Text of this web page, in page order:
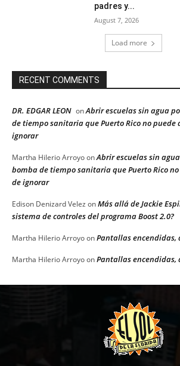
padres y...
August 7, 2026
Load more
RECENT COMMENTS
DR. EDGAR LEON onAbrir escuelas sin agua
de tiempo sanitaria que Puerto Rico no puede
ignorar
Martha Hilerio ArroyoonAbrir escuelas sin
bomba de tiempo sanitaria que Puerto Rico
de ignorar
Edison Denizard Velez onMás allá de Jackie
sistema de controles del programa Boost 2.0?
Martha Hilerio ArroyoonPantallas
Martha Hilerio ArroyoonPantallas